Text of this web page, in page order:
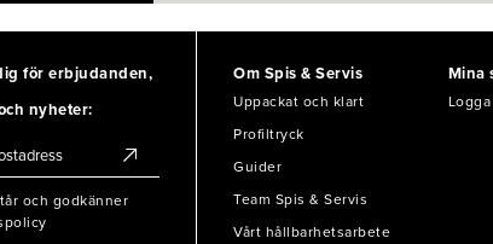
för erbjudanden,
nyheter:
och godkänner
Om Spis & Servis
Uppackat och klart
Profiltryck
Guider
Team Spis & Servis
Vårt hållbarhetsarbete
Mina